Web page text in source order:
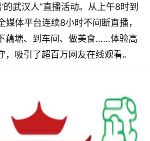
的武汉人”直播活动。从上午8时到
媒体平台连续8小时不间断直播，
藕塘、到车间、做美食……体验高
，吸引了超百万网友在线观看。